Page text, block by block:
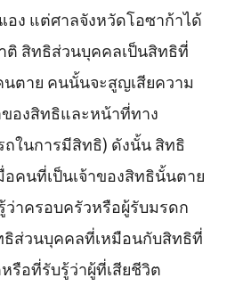
อง แต่ศาลจังหวัดโอซาก้าได้
ติ สิทธิส่วนบุคคลเป็นสิทธิที่
ตาย คนนั้นจะสูญเสียความ
ของสิทธิและหน้าที่ทาง
ในการมีสิทธิ) ดังนั้น สิทธิ
คนที่เป็นเจ้าของสิทธินั้นตาย
าครอบครัวหรือผู้รับมรดก
ธิส่วนบุคคลที่เหมือนกับสิทธิที่
รือที่รับรู้ว่าผู้ที่เสียชีวิต